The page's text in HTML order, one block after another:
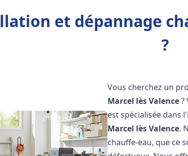
et dépannage
?
Vous cherchez un
Marcel lès Valence?
est spécialisée dans
Marcel lès Valence.
chauffe-eau, que ce